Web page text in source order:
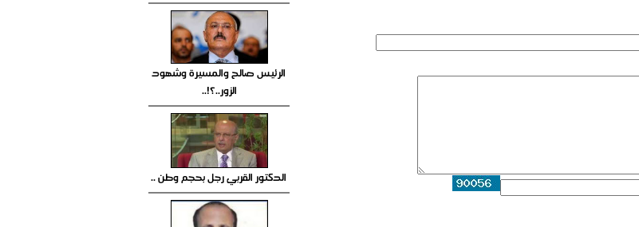
الرئيس صالح والمسيرة وشهود
الزور..؟!..
الدكتور القربي رجل بحجم وطن ..